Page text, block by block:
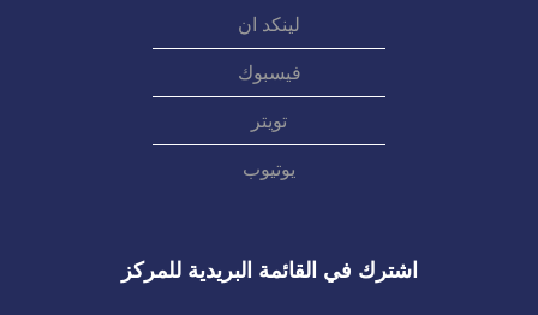
لينكد ان
فيسبوك
تويتر
يوتيوب
اشترك في القائمة البريدية للمركز